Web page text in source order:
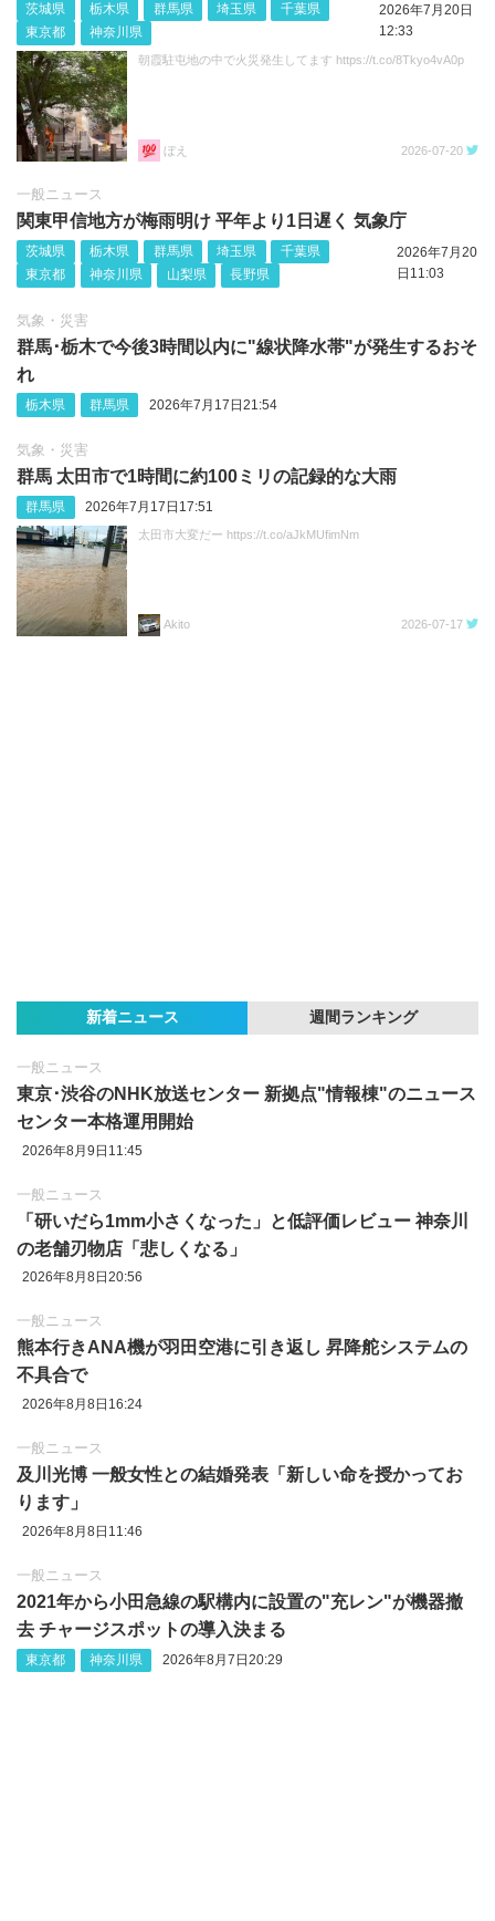
茨城県 栃木県 群馬県 埼玉県
千葉県
東京都
神奈川県
2026年7月20日
12:33
朝霞駐屯地の中で火災発生してます https://t.co/8Tkyo4vA0p
ぼえ 2026-07-20
一般ニュース
関東甲信地方が梅雨明け 平年より1日遅く 気象庁
茨城県 栃木県 群馬県 埼玉県
千葉県
東京都
神奈川県 山梨県 長野県
2026年7月20
日11:03
気象・災害
群馬･栃木で今後3時間以内に"線状降水帯"が発生するおそ
れ
栃木県 群馬県 2026年7月17日21:54
気象・災害
群馬 太田市で1時間に約100ミリの記録的な大雨
群馬県 2026年7月17日17:51
太田市大変だー https://t.co/aJkMUfimNm
Akito 2026-07-17
新着ニュース 週間ランキング
一般ニュース
東京‪･‬渋谷のNHK放送センター 新拠点"情報棟"のニュース
センター本格運用開始
2026年8月9日11:45
一般ニュース
「研いだら1mm小さくなった」と低評価レビュー 神奈川
の老舗刃物店「悲しくなる」
2026年8月8日20:56
一般ニュース
熊本行きANA機が羽田空港に引き返し 昇降舵システムの
不具合で
2026年8月8日16:24
一般ニュース
及川光博 一般女性との結婚発表「新しい命を授かってお
ります」
2026年8月8日11:46
一般ニュース
2021年から小田急線の駅構内に設置の"充レン"が機器撤
去 チャージスポットの導入決まる
東京都 神奈川県 2026年8月7日20:29